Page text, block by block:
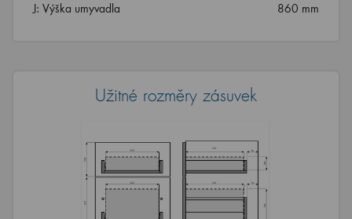
J: Výška umyvadla
860 mm
Užitné rozměry zásuvek